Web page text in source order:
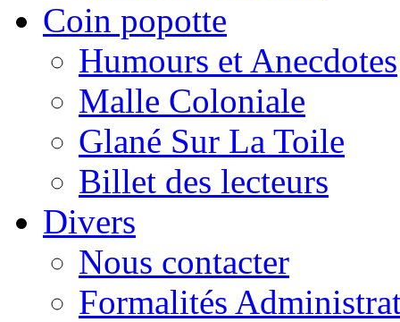
Coin popotte
Humours et Anecdotes
Malle Coloniale
Glané Sur La Toile
Billet des lecteurs
Divers
Nous contacter
Formalités